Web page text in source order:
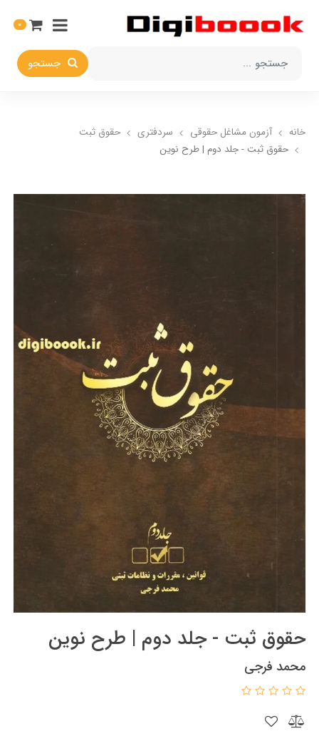
جستجو
0
خانه آزمون مشاغل حقوقی سردفتری
حقوق ثبت
حقوق ثبت - جلد دوم | طرح نوین
حقوق ثبت - جلد دوم | طرح نوین
محمد فرجی